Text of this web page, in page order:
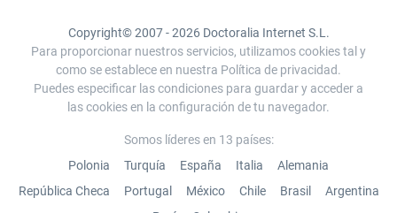
Copyright© 2007 - 2026 Doctoralia Internet S.L.
Para proporcionar nuestros servicios, utilizamos cookies tal y
como se establece en nuestra Política de privacidad.
Puedes especificar las condiciones para guardar y acceder a
las cookies en la configuración de tu navegador.
Somos líderes en 13 países:
Polonia
Turquía España Italia
Alemania
República Checa
Portugal México Chile Brasil
Argentina